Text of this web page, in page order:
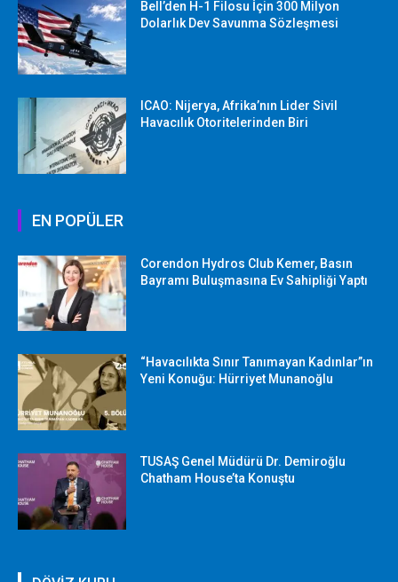
Bell’den H-1 Filosu İçin 300 Milyon
Dolarlık Dev Savunma Sözleşmesi
ICAO: Nijerya, Afrika’nın Lider Sivil
Havacılık Otoritelerinden Biri
EN POPÜLER
Corendon Hydros Club Kemer, Basın
Bayramı Buluşmasına Ev Sahipliği Yaptı
“Havacılıkta Sınır Tanımayan Kadınlar”ın
Yeni Konuğu: Hürriyet Munanoğlu
TUSAŞ Genel Müdürü Dr. Demiroğlu
Chatham House’ta Konuştu